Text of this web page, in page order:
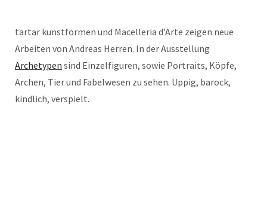
tartar kunstformen und Macelleria d’Arte zeigen neue
Arbeiten von Andreas Herren. In der Ausstellung
Archetypen sind Einzelfiguren, sowie Portraits, Köpfe,
Archen, Tier und Fabelwesen zu sehen. Üppig, barock,
kindlich, verspielt.